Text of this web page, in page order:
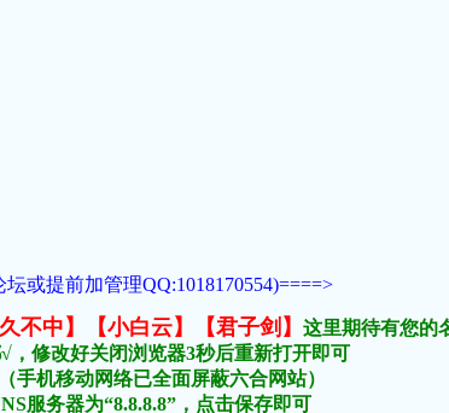
或提前加管理QQ:1018170554)====>
不中】【小白云】【君子剑】
这里期待有您的
，修改好关闭浏览器3秒后重新打开即可
手机移动网络已全面屏蔽六合网站）
服务器为“8.8.8.8”，点击保存即可